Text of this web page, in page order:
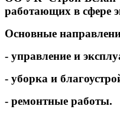
работающих в сфере
Основные
- управление и
- уборка и
- ремонтные работы.